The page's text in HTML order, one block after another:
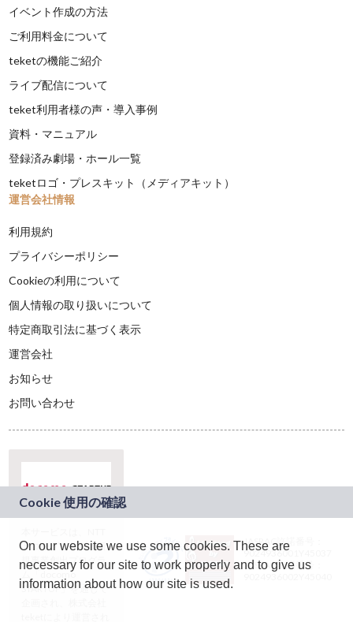
イベント作成の方法
ご利用料金について
teketの機能ご紹介
ライブ配信について
teket利用者様の声・導入事例
資料・マニュアル
登録済み劇場・ホール一覧
teketロゴ・プレスキット（メディアキット）
運営会社情報
利用規約
プライバシーポリシー
Cookieの利用について
個人情報の取り扱いについて
特定商取引法に基づく表示
運営会社
お知らせ
お問い合わせ
ドコモグループの新
規事業創出プログラ
ム「docomo
STARTUP」を通じて
JASRAC許諾番号：
9024936001Y45037
JASRAC許諾番号：
On our website we use some cookies. These are
necessary for our site to work properly and to give us
information about how our site is used.